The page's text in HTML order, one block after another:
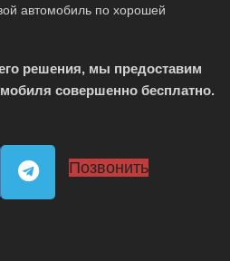
автомобиль по хорошей
решения, мы предоставим
совершенно бесплатно.
Позвонить